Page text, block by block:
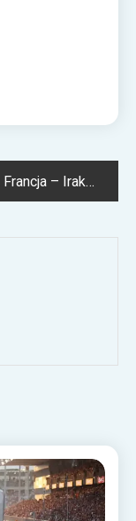
Francja – Irak: Przewidywane składy (22.06.2026)